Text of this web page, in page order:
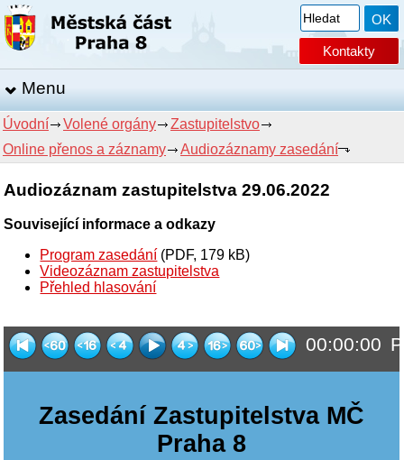
Kontakty
Menu
Úvodní Volené orgány
Zastupitelstvo
Online přenos a záznamy
Audiozáznamy zasedání
Audiozáznam zastupitelstva 29.06.2022
Související informace a odkazy
Program zasedání (PDF, 179 kB)
Videozáznam zastupitelstva
Přehled hlasování